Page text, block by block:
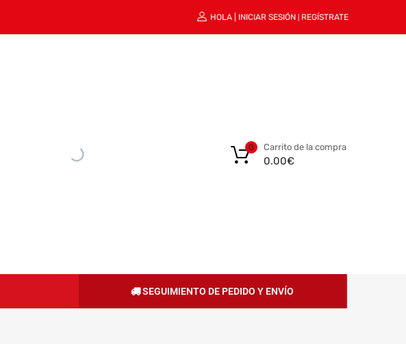
HOLA | INICIAR SESIÓN REGÍSTRATE
Carrito de la compra
0.00€
0
SEGUIMIENTO DE PEDIDO Y ENVÍO